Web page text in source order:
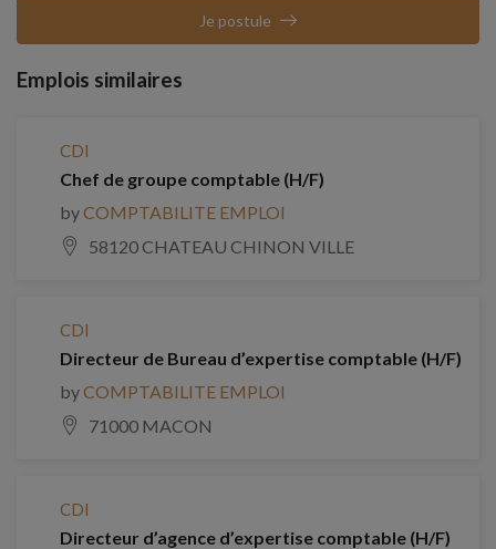
Je postule
Emplois similaires
CDI
Chef de groupe comptable (H/F)
byCOMPTABILITE EMPLOI
58120 CHATEAU CHINON VILLE
CDI
Directeur de Bureau d’expertise comptable (H/F)
byCOMPTABILITE EMPLOI
71000 MACON
CDI
Directeur d’agence d’expertise comptable (H/F)